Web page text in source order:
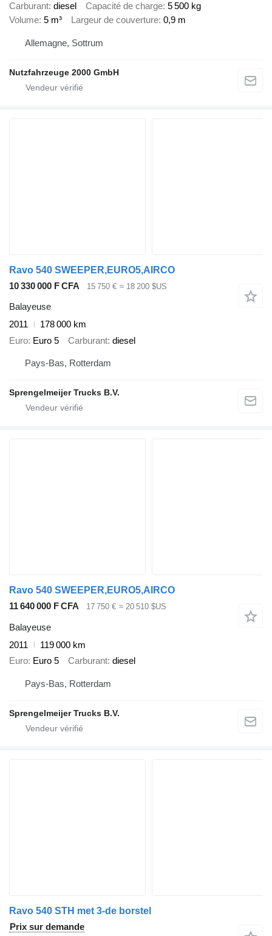
Carburant diesel Capacité de charge 5 500 kg
Volume 5 m³ Largeur de couverture 0,9 m
Allemagne, Sottrum
Nutzfahrzeuge 2000 GmbH
Ravo 540 SWEEPER,EURO5,AIRCO
10 330 000 F CFA
15 750 € ≈ 18 200 $US
Balayeuse
2011
178 000 km
Euro Euro 5 Carburant diesel
Pays-Bas, Rotterdam
Sprengelmeijer Trucks B.V.
Ravo 540 SWEEPER,EURO5,AIRCO
11 640 000 F CFA
17 750 € ≈ 20 510 $US
Balayeuse
2011
119 000 km
Euro Euro 5 Carburant diesel
Pays-Bas, Rotterdam
Sprengelmeijer Trucks B.V.
Ravo 540 STH met 3-de borstel
Prix sur demande